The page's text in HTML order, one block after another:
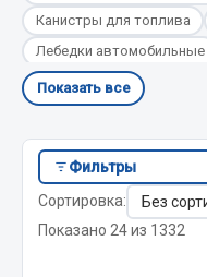
Изготовление цепей
QITONG
Весь раздел
Отопители
Автономные
Канистры для топлива
Лебедки автомобильные
Масленки
Моечные
Пневмоинструмент
Ремни и резинки багажные
Стяжки пружин
Съемники подшипников
Показать все
Фильтры
Сортировка:
Показано 24 из 1332